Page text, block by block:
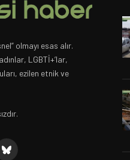
olmayı esas alır.
LGBTİ+’lar,
ezilen etnik ve
Bluesky